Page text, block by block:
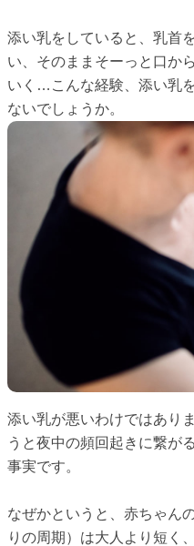
添い乳をしていると、乳首
い、そのままそーっと口か
いく…こんな経験、添い乳
ないでしょうか。
添い乳が悪いわけではあり
うと夜中の頻回起きに繋が
事実です。
なぜかというと、赤ちゃん
りの周期）は大人より短く